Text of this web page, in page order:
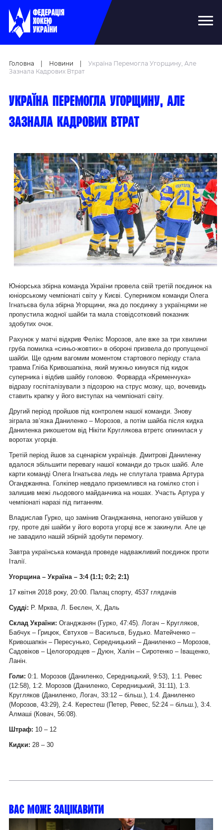
Головна Новини
Україна Перемогла Угорщину, Але
Зазнала Кадрових Втрат
Україна перемогла Угорщину, але
зазнала кадрових втрат
Юніорська збірна команда України провела свій третій поєдинок на
юніорському чемпіонаті світу у Києві. Суперником команди Олега
Ігнатьєва була збірна Угорщини, яка до поєдинку з українцями не
пропустила жодної шайби та мала стовідсотковий показник
здобутих очок.
Рахунок у матчі відкрив Фелікс Морозов, але вже за три хвилини
груба помилка «синьо-жовтих» в обороні призвела до пропущеної
шайби. Ще одним вагомим моментом стартового періоду стала
травма Гліба Кривошапкіна, який мужньо кинувся під кидок
суперника і відбив шайбу головою. Форварда «Кременчука»
відразу госпіталізували з підозрою на струс мозку, що, вочевидь
ставить крапку у його виступах на чемпіонаті світу.
Другий період пройшов під контролем нашої команди. Знову
зіграла зв’язка Даниленко – Морозов, а потім шайба після кидка
Даниленка рикошетом від Нікіти Круглякова втретє опинилася у
воротах угорців.
Третій період йшов за сценарієм українців. Дмитрові Даниленку
вдалося збільшити перевагу нашої команди до трьох шайб. Але
карти команді Олега Ігнатьєва ледь не сплутала травма Артура
Оганджаняна. Голкіпер невдало приземлився на гомілко стоп і
залишив межі льодового майданчика на ношах. Участь Артура у
чемпіонаті наразі під питанням.
Владислав Гурко, що замінив Оганджаняна, непогано увійшов у
гру, проте дві шайби у його ворота угорці все ж закинули. Але це
не завадило нашій збірній здобути перемогу.
Завтра українська команда проведе надважливий поєдинок проти
Італії.
Угорщина – Україна – 3:4 (1:1; 0:2; 2:1)
17 квітня 2018 року, 20:00. Палац спорту, 4537 глядачів
Судді: Р. Мрква, Л. Беєлен, Х, Даль
Склад України: Оганджанян (Гурко, 47:45). Логач – Кругляков,
Бабчук – Грицюк, Євтухов – Васильєв, Будько. Матейченко –
Кривошапкін – Пересунько, Середницький – Даниленко – Морозов,
Садовіков – Целогородцев – Дуюн, Халін – Сиротенко – Іващенко,
Ланін.
Голи: 0:1. Морозов (Даниленко, Середницький, 9:53), 1:1. Ревес
(12:58), 1:2. Морозов (Даниленко, Середницький, 31:11), 1:3.
Кругляков (Даниленко, Логач, 33:12 – більш.), 1:4. Даниленко
(Морозов, 43:29), 2:4. Керестеш (Петер, Ревес, 52:24 – більш.), 3:4.
Алмаші (Ковач, 56:08).
Штраф: 10 – 12
Кидки: 28 – 30
Вас може зацікавити